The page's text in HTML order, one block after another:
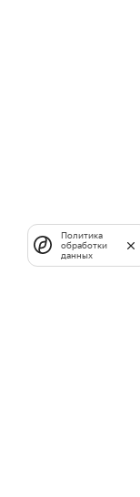
Политика
обработки
данных